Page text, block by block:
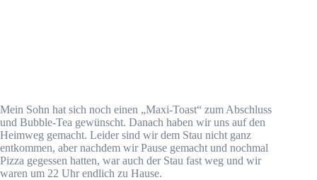
Mein Sohn hat sich noch einen „Maxi-Toast“ zum Abschluss
und Bubble-Tea gewünscht. Danach haben wir uns auf den
Heimweg gemacht. Leider sind wir dem Stau nicht ganz
entkommen, aber nachdem wir Pause gemacht und nochmal
Pizza gegessen hatten, war auch der Stau fast weg und wir
waren um 22 Uhr endlich zu Hause.